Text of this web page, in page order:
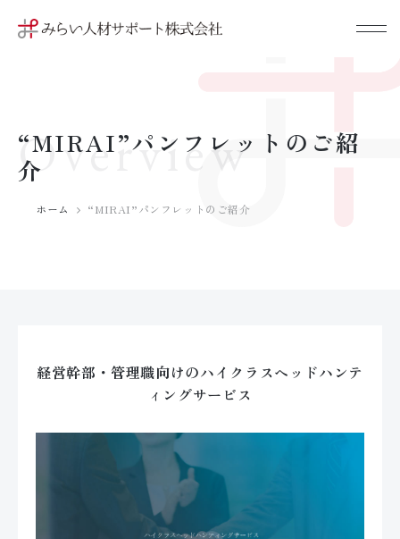
Overview
“MIRAI”パンフレットのご紹
介
ホーム “MIRAI”パンフレットのご紹介
経営幹部・管理職向けのハイクラスヘッドハンテ
ィングサービス